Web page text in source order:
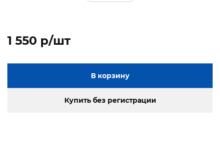
1 550 p/шт
В корзину
Купить без регистрации